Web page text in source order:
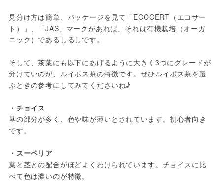
見分け方は簡単、パッケージを見て「ECOCERT（エコサー
ト）」、「JAS」マークがあれば、それは有機栽培（オーガ
ニック）であるしるしです。
そして、茶葉にも以下にあげるように大きく3つにグレードが
分けていのが、ルイボス茶の特徴です。ぜひルイボス茶を選
ぶときの参考にしてみてくださいね♪
茎の部分が多く、色や味が薄いとされています。初心者向き
です。
葉と茎との配合がほどよくわけられています。チョイスに比
べて色は濃いのが特徴。